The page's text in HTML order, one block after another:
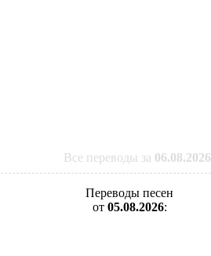
Все переводы за 06.08.2026
Переводы песен
от 05.08.2026: